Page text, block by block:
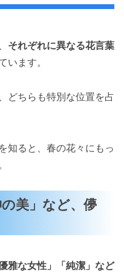
それぞれに異なる花言葉
います。
どちらも特別な位置を占
知ると、春の花々にもっ
美」など、儚
雅な女性」「純潔」など